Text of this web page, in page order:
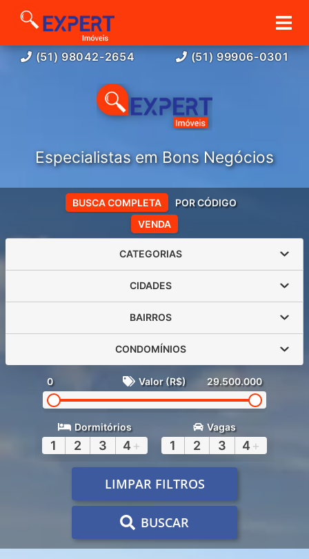
(51) 98042-2654 (51) 99906-0301
Especialistas em Bons Negócios
VENDA
BUSCA COMPLETA POR CÓDIGO
CATEGORIAS
CIDADES
BAIRROS
CONDOMÍNIOS
0 Valor (R$) 29.500.000
Dormitórios
1 2 3 4 +
Vagas
1 2 3 4 +
LIMPAR FILTROS
BUSCAR